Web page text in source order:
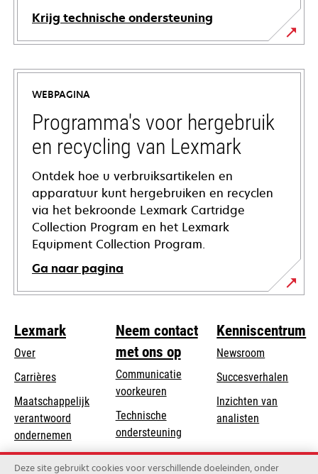
Krijg technische ondersteuning
opens
in
new
tab
WEBPAGINA
Programma's voor hergebruik
en recycling van Lexmark
Ontdek hoe u verbruiksartikelen en
apparatuur kunt hergebruiken en recyclen
via het bekroonde Lexmark Cartridge
Collection Program en het Lexmark
Equipment Collection Program.
Ga naar pagina
Lexmark
Over
Carrières
Maatschappelijk
verantwoord
ondernemen
in
a
Duurzaamheid
Neem contact
met ons op
Communicatie
voorkeuren
Technische
ondersteuningopens
in
a
Product registratie
Kenniscentrum
Newsroom
Succesverhalen
Inzichten van
analisten
Deze site gebruikt cookies voor verschillende doeleinden, onder